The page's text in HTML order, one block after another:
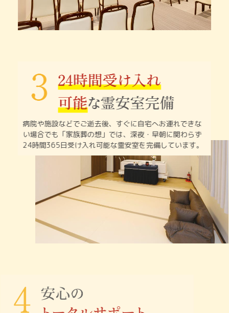
病院や施設などでご逝去後、すぐに自宅へお連れできな
い場合でも「家族葬の想」では、深夜・早朝に関わらず
24時間365日受け入れ可能な霊安室を完備しています。